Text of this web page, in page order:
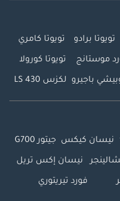
تويوتا برادو تويوتا كامري
موستانج تويوتا كورولا
باجيرو لكزس LS 430
نيسان كيكس جيتور G700
نيسان إكس تريل
فورد تيريتوري